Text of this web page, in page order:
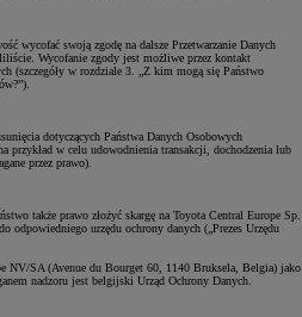
wycofać swoją zgodę na dalsze Przetwarzanie Danych
Wycofanie zgody jest możliwe przez kontakt
(szczegóły w rozdziale 3. „Z kim mogą się Państwo
dotyczących Państwa Danych Osobowych
przykład w celu udowodnienia transakcji, dochodzenia lub
przez prawo).
także prawo złożyć skargę na Toyota Central Europe Sp.
odpowiedniego urzędu ochrony danych („Prezes Urzędu
NV/SA (Avenue du Bourget 60, 1140 Bruksela, Belgia) jako
nadzoru jest belgijski Urząd Ochrony Danych.